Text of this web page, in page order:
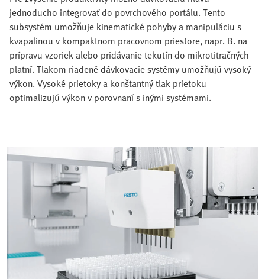
jednoducho integrovať do povrchového portálu. Tento
subsystém umožňuje kinematické pohyby a manipuláciu s
kvapalinou v kompaktnom pracovnom priestore, napr. B. na
prípravu vzoriek alebo pridávanie tekutín do mikrotitračných
platní. Tlakom riadené dávkovacie systémy umožňujú vysoký
výkon. Vysoké prietoky a konštantný tlak prietoku
optimalizujú výkon v porovnaní s inými systémami.